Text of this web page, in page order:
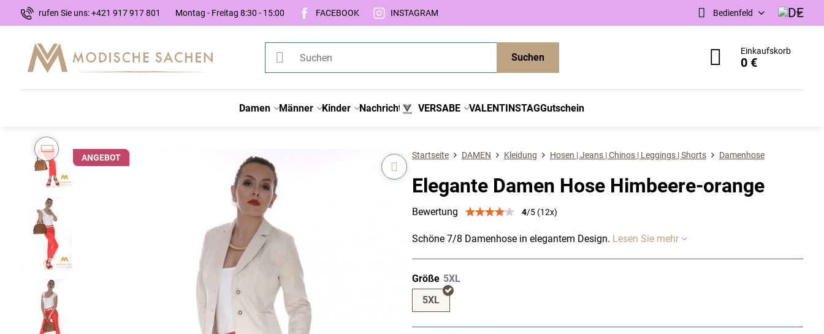
rufen Sie uns: +421 917 917 801 Montag - Freitag 8:30 - 15:00 FACEBOOK INSTAGRAM Bedienfeld
Suchen
Einkaufskorb
0 €
Damen Männer Kinder Nachricht VERSABE VALENTINSTAGGutschein
ANGEBOT Startseite DAMEN Kleidung Hosen | Jeans | Chinos | Leggings | Shorts Damenhose
Elegante Damen Hose Himbeere-orange
Bewertung 4/5(12x)
Schöne 7/8 Damenhose in elegantem Design. Lesen Sie mehr
Größe
5XL